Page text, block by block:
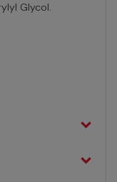
Glycol.